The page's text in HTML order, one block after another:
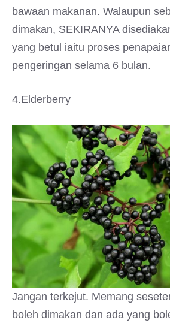
bawaan makanan. Walaupun
dimakan, SEKIRANYA
yang betul iaitu proses
pengeringan selama 6 bulan.
4.Elderberry
Jangan terkejut. Memang
boleh dimakan dan ada yang